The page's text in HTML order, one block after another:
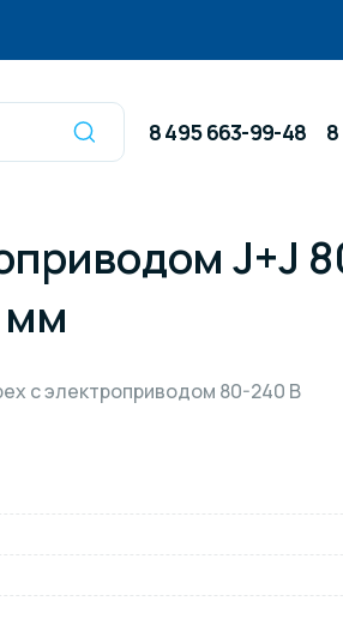
Оборудование для
дезинфекции
8 495 663-99-48
J+J
мм
с электроприводом 80-240 В